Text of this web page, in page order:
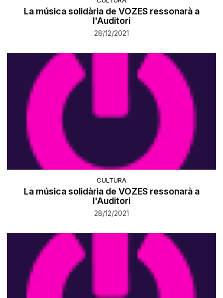
La música solidària de VOZES ressonarà a
l'Auditori
28/12/2021
CULTURA
La música solidària de VOZES ressonarà a
l'Auditori
28/12/2021